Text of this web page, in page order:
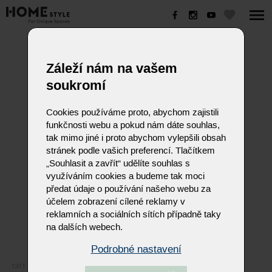
Záleží nám na vašem
soukromí
Cookies používáme proto, abychom zajistili
funkčnosti webu a pokud nám dáte souhlas,
tak mimo jiné i proto abychom vylepšili obsah
stránek podle vašich preferencí. Tlačítkem
„Souhlasit a zavřít“ udělíte souhlas s
využíváním cookies a budeme tak moci
předat údaje o používání našeho webu za
účelem zobrazení cílené reklamy v
reklamních a sociálních sítích případně taky
na dalších webech.
Podrobné nastavení